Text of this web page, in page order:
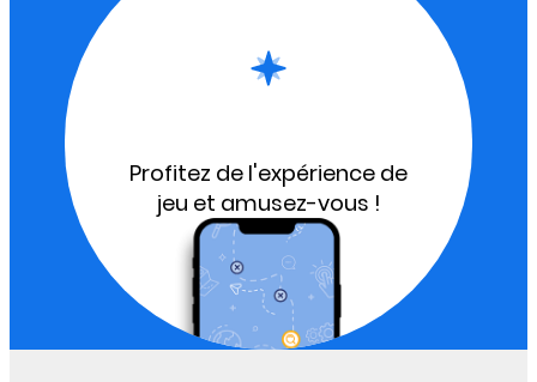
Profitez de l'expérience de
jeu et amusez-vous !